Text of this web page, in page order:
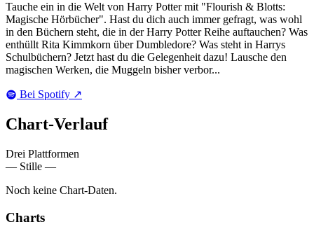
Tauche ein in die Welt von Harry Potter mit "Flourish & Blotts:
Magische Hörbücher". Hast du dich auch immer gefragt, was wohl
in den Büchern steht, die in der Harry Potter Reihe auftauchen? Was
enthüllt Rita Kimmkorn über Dumbledore? Was steht in Harrys
Schulbüchern? Jetzt hast du die Gelegenheit dazu! Lausche den
magischen Werken, die Muggeln bisher verbor...
Bei Spotify ↗
Chart-Verlauf
Drei Plattformen
— Stille —
Noch keine Chart-Daten.
Charts